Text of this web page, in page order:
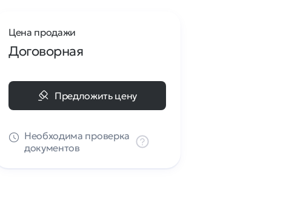
Цена продажи
Договорная
Предложить цену
Необходима проверка
документов